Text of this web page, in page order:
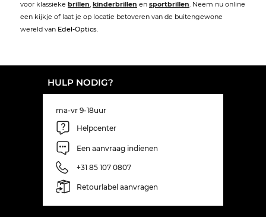
voor klassieke brillen, kinderbrillen en sportbrillen. Neem nu online
een kijkje of laat je op locatie betoveren van de buitengewone
wereld van Edel-Optics.
HULP NODIG?
ma-vr 9-18uur
Helpcenter
Een aanvraag indienen
+31 85 107 0807
Retourlabel aanvragen